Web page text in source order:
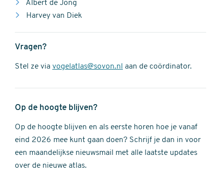
Albert de Jong
Harvey van Diek
Vragen?
Stel ze via vogelatlas@sovon.nl aan de coördinator.
Op de hoogte blijven?
Op de hoogte blijven en als eerste horen hoe je vanaf
eind 2026 mee kunt gaan doen? Schrijf je dan in voor
een maandelijkse nieuwsmail met alle laatste updates
over de nieuwe atlas.